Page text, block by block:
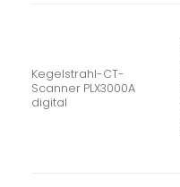
Kegelstrahl-CT-
Scanner PLX3000A
digital